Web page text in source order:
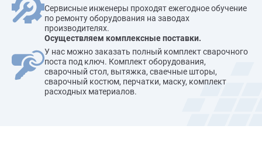
Сервисные инженеры проходят ежегодное обучение
по ремонту оборудования на заводах
производителях.
Осуществляем комплексные поставки.
У нас можно заказать полный комплект сварочного
поста под ключ. Комплект оборудования,
сварочный стол, вытяжка, сваечные шторы,
сварочный костюм, перчатки, маску, комплект
расходных материалов.